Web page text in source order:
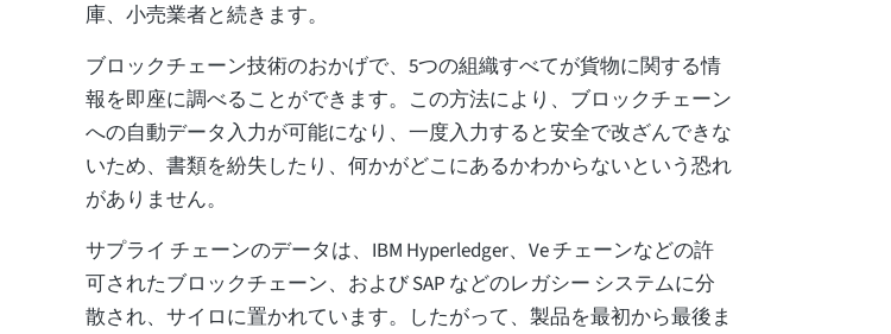
庫、小売業者と続きます。
ブロックチェーン技術のおかげで、5つの組織すべてが貨物に関する情
報を即座に調べることができます。この方法により、ブロックチェーン
への自動データ入力が可能になり、一度入力すると安全で改ざんできな
いため、書類を紛失したり、何かがどこにあるかわからないという恐れ
がありません。
サプライ チェーンのデータは、IBM Hyperledger、Ve チェーンなどの許
可されたブロックチェーン、および SAP などのレガシー システムに分
散され、サイロに置かれています。したがって、製品を最初から最後ま